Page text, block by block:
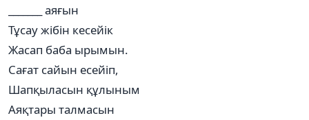
_______ аяғын
Тұсау жібін кесейік
Жасап баба ырымын.
Сағат сайын есейіп,
Шапқыласын құлыным
Аяқтары талмасын